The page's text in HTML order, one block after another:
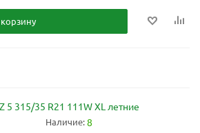
315/35 R21 111W XL летние
Наличие:8